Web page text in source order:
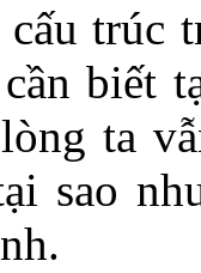
trúc
biết
ta
sao